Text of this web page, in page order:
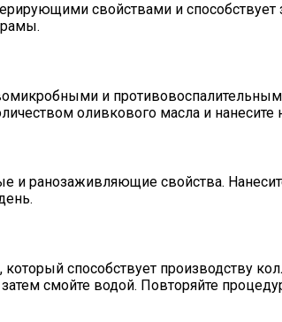
свойствами и
и
оливкового масла и
и ранозаживляющие свойства.
способствует производству
смойте водой. Повторяйте